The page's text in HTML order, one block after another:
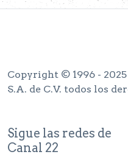
Copyright © 1996 -
S.A. de C.V. todos los
Sigue las redes de
Canal 22